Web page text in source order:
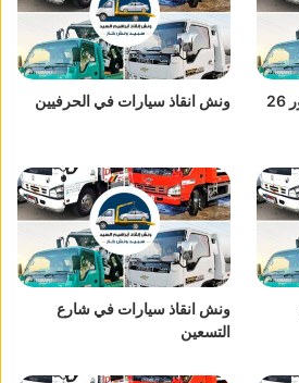
ونش انقاذ سيارات علي محور 26
ونش انقاذ سيارات في الحرفيين
ونش انقاذ سيارات في شارع
التسعين